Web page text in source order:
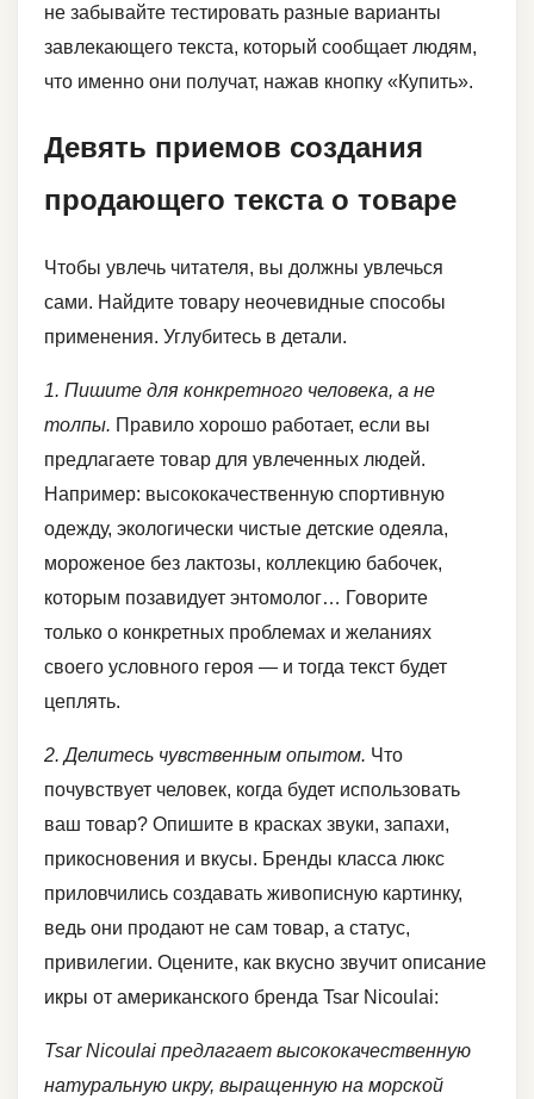
не забывайте тестировать разные варианты
завлекающего текста, который сообщает людям,
что именно они получат, нажав кнопку «Купить».
Девять приемов создания
продающего текста о товаре
Чтобы увлечь читателя, вы должны увлечься
сами. Найдите товару неочевидные способы
применения. Углубитесь в детали.
1. Пишите для конкретного человека, а не
толпы. Правило хорошо работает, если вы
предлагаете товар для увлеченных людей.
Например: высококачественную спортивную
одежду, экологически чистые детские одеяла,
мороженое без лактозы, коллекцию бабочек,
которым позавидует энтомолог… Говорите
только о конкретных проблемах и желаниях
своего условного героя — и тогда текст будет
цеплять.
2. Делитесь чувственным опытом. Что
почувствует человек, когда будет использовать
ваш товар? Опишите в красках звуки, запахи,
прикосновения и вкусы. Бренды класса люкс
приловчились создавать живописную картинку,
ведь они продают не сам товар, а статус,
привилегии. Оцените, как вкусно звучит описание
икры от американского бренда Tsar Nicoulai:
Tsar Nicoulai предлагает высококачественную
натуральную икру, выращенную на морской